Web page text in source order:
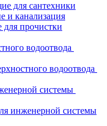
для сантехники
и канализация
для прочистки
водоотвода
водоотвода
системы
инженерной системы